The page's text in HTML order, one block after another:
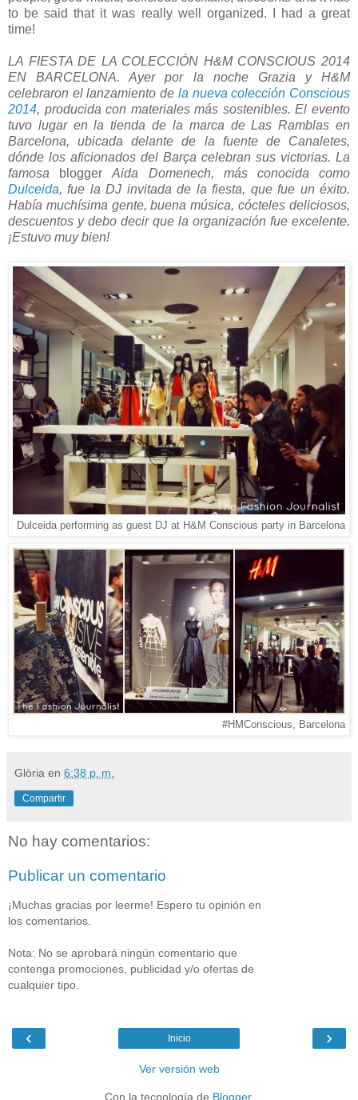
to be said that it was really well organized. I had a great
time!
LA FIESTA DE LA COLECCIÓN H&M CONSCIOUS 2014
EN BARCELONA. Ayer por la noche Grazia y H&M
celebraron el lanzamiento de la nueva colección Conscious
2014, producida con materiales más sostenibles. El evento
tuvo lugar en la tienda de la marca de Las Ramblas en
Barcelona, ubicada delante de la fuente de Canaletes,
dónde los aficionados del Barça celebran sus victorias. La
famosa
bloggerAida Domenech, más conocida como
Dulceida, fue la DJ invitada de la fiesta, que fue un éxito.
Había muchísima gente, buena música, cócteles deliciosos,
descuentos y debo decir que la organización fue excelente.
¡Estuvo muy bien!
Dulceida performing as guest DJ at H&M Conscious party in Barcelona
#HMConscious, Barcelona
Glòria en 6:38 p. m.
Compartir
No hay comentarios:
Publicar un comentario
¡Muchas gracias por leerme! Espero tu opinión en
los comentarios.
Nota: No se aprobará ningún comentario que
contenga promociones, publicidad y/o ofertas de
cualquier tipo.
‹ ›
Inicio
Ver versión web
Con la tecnología de Blogger.